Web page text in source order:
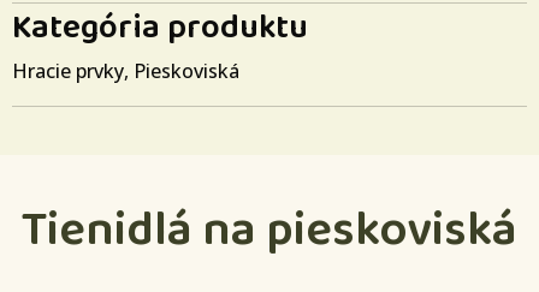
Kategória produktu
Hracie prvky, Pieskoviská
Tienidlá na pieskoviská
Striešk
Striešk
a na
Striešk
Piesko